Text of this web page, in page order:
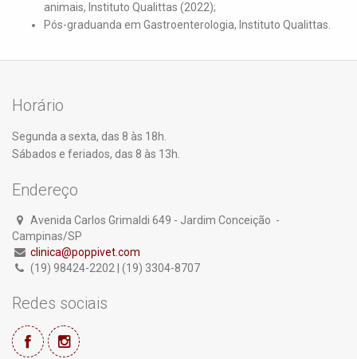
animais, Instituto Qualittas (2022);
Pós-graduanda em Gastroenterologia, Instituto Qualittas.
Horário
Segunda a sexta, das 8 às 18h.
Sábados e feriados, das 8 às 13h.
Endereço
Avenida Carlos Grimaldi 649 - Jardim Conceição -
Campinas/SP
clinica@poppivet.com
(19) 98424-2202 | (19) 3304-8707
Redes sociais